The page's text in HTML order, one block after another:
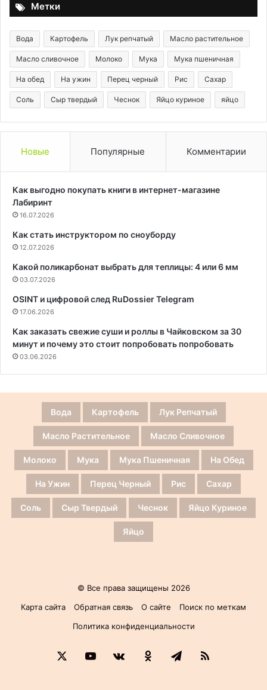
Метки
Вода Картофель Лук репчатый Масло растительное
Масло сливочное Молоко Мука Мука пшеничная
На обед На ужин Перец черный Рис Сахар
Соль Сыр твердый Чеснок Яйцо куриное яйцо
Новые Популярные Комментарии
Как выгодно покупать книги в интернет-магазине
Лабиринт
16.07.2026
Как стать инструктором по сноуборду
12.07.2026
Какой поликарбонат выбрать для теплицы: 4 или 6 мм
03.07.2026
OSINT и цифровой след RuDossier Telegram
17.06.2026
Как заказать свежие суши и роллы в Чайковском за 30
минут и почему это стоит попробовать попробовать
03.06.2026
Вода Картофель Лук Репчатый
Масло Растительное Масло Сливочное
Молоко Мука Мука Пшеничная На Обед
На Ужин Перец Черный Рис Сахар
Соль Сыр Твердый Чеснок Яйцо Куриное
Яйцо
© Все права защищены 2026
Карта сайта
Обратная связь О сайте
Поиск по меткам
Политика конфиденциальности
YouTubevk.comОдноклассники
Telegram
RSS